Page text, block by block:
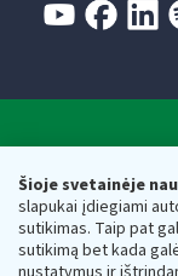
Šioje svetainėje
slapukai įdiegiami
sutikimas. Taip pat
sutikimą bet kada
Respublikos
Biudžetinė įstaiga.
adresas: Vasario
vmi@vmi.lt, E.